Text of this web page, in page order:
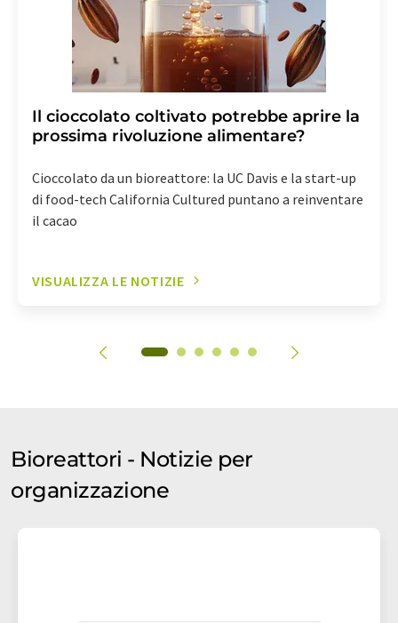
Il cioccolato coltivato potrebbe aprire la
prossima rivoluzione alimentare?
Cioccolato da un bioreattore: la UC Davis e la start-up
di food-tech California Cultured puntano a reinventare
il cacao
VISUALIZZA LE NOTIZIE
Bioreattori - Notizie per
organizzazione